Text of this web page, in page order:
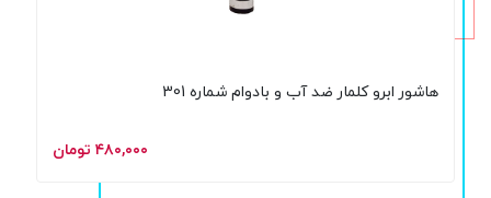
هاشور ابرو کلمار ضد آب و بادوام شماره 301
۴۸۰,۰۰۰ تومان